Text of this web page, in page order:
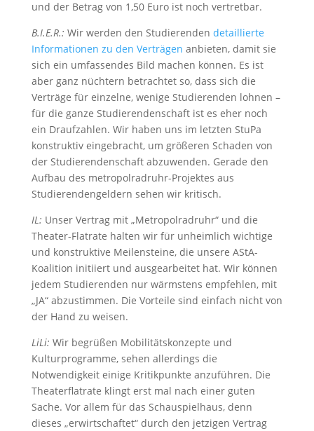
und der Betrag von 1,50 Euro ist noch vertretbar.
B.I.E.R.: Wir werden den Studierenden detaillierte
Informationen zu den Verträgen anbieten, damit sie
sich ein umfassendes Bild machen können. Es ist
aber ganz nüchtern betrachtet so, dass sich die
Verträge für einzelne, wenige Studierenden lohnen –
für die ganze Studierendenschaft ist es eher noch
ein Draufzahlen. Wir haben uns im letzten StuPa
konstruktiv eingebracht, um größeren Schaden von
der Studierendenschaft abzuwenden. Gerade den
Aufbau des metropolradruhr-Projektes aus
Studierendengeldern sehen wir kritisch.
IL: Unser Vertrag mit „Metropolradruhr“ und die
Theater-Flatrate halten wir für unheimlich wichtige
und konstruktive Meilensteine, die unsere AStA-
Koalition initiiert und ausgearbeitet hat. Wir können
jedem Studierenden nur wärmstens empfehlen, mit
„JA“ abzustimmen. Die Vorteile sind einfach nicht von
der Hand zu weisen.
LiLi: Wir begrüßen Mobilitätskonzepte und
Kulturprogramme, sehen allerdings die
Notwendigkeit einige Kritikpunkte anzuführen. Die
Theaterflatrate klingt erst mal nach einer guten
Sache. Vor allem für das Schauspielhaus, denn
dieses „erwirtschaftet“ durch den jetzigen Vertrag